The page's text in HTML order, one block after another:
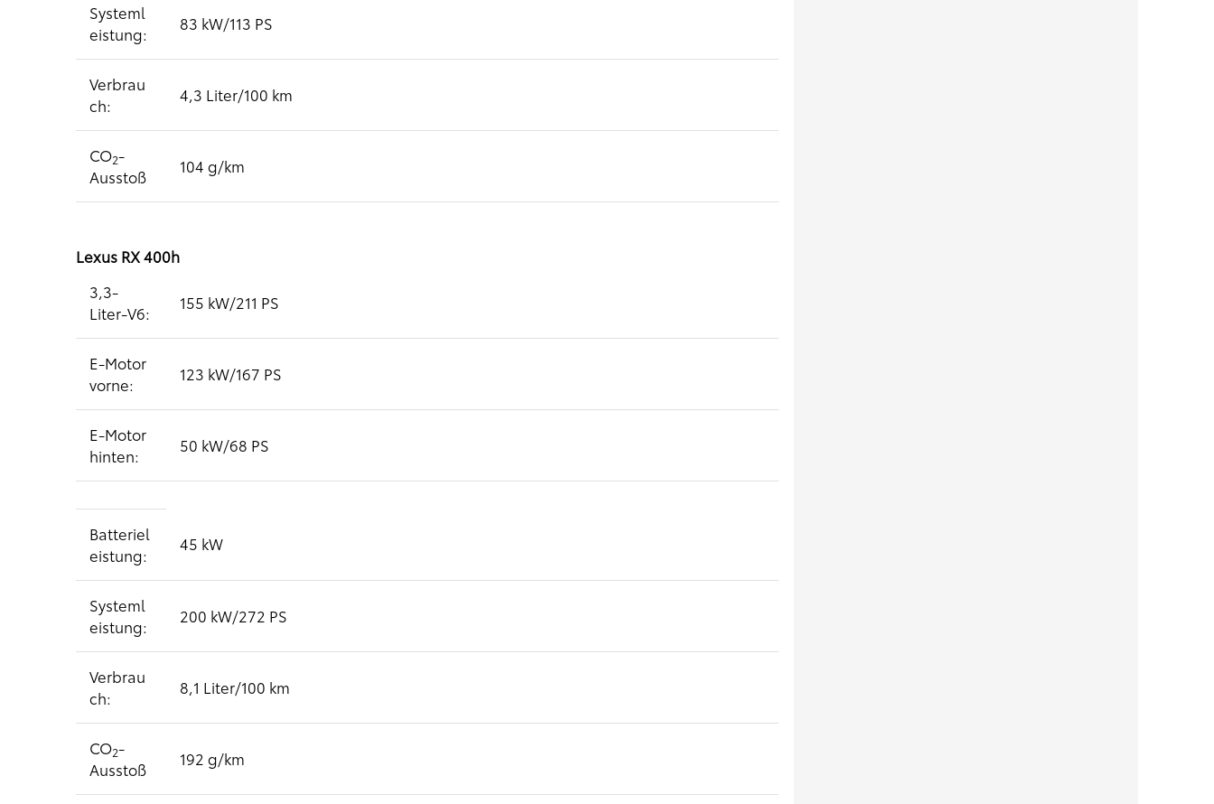
Systeml
eistung:
83 kW/113 PS
Verbrau
ch:
4,3 Liter/100 km
CO2-
Ausstoß
104 g/km
Lexus RX 400h
3,3-
Liter-V6:
155 kW/211 PS
E-Motor
vorne:
123 kW/167 PS
E-Motor
hinten:
50 kW/68 PS
Batteriel
eistung:
45 kW
Systeml
eistung:
200 kW/272 PS
Verbrau
ch:
8,1 Liter/100 km
CO2-
Ausstoß
192 g/km